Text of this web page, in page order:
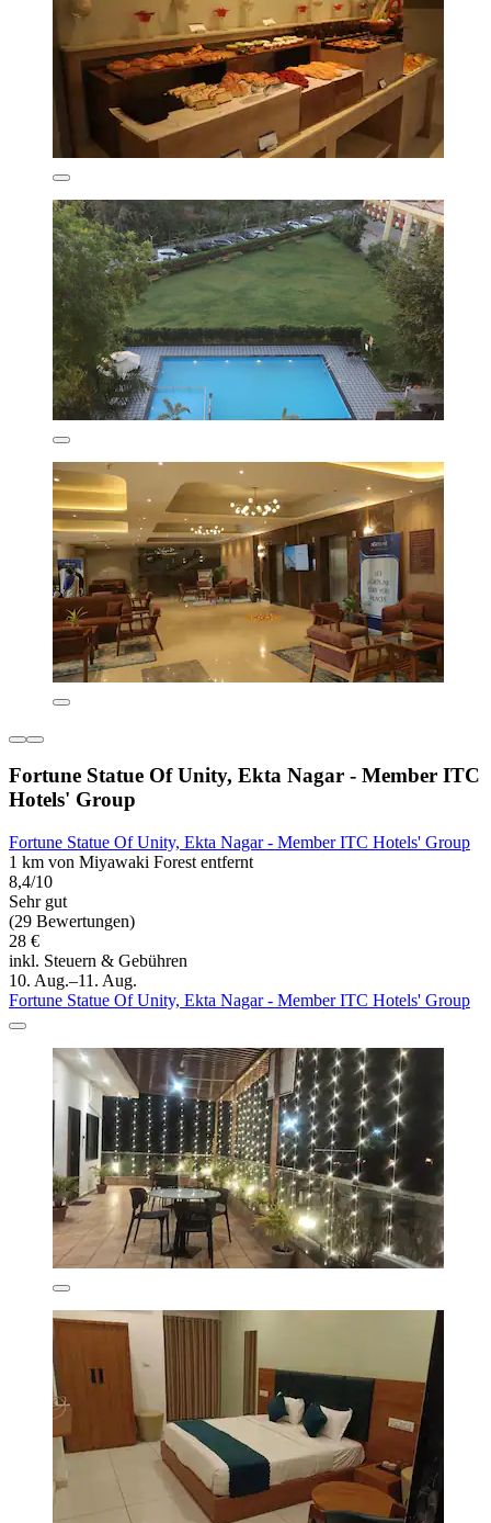
Fortune Statue Of Unity, Ekta Nagar - Member ITC
Hotels' Group
Fortune Statue Of Unity, Ekta Nagar - Member ITC Hotels' Group
1 km von Miyawaki Forest entfernt
8,4/10
Sehr gut
(29 Bewertungen)
28 €
inkl. Steuern & Gebühren
10. Aug.–11. Aug.
Fortune Statue Of Unity, Ekta Nagar - Member ITC Hotels' Group